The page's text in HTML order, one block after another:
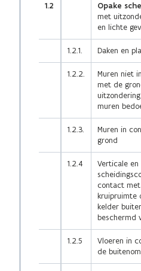
1.2
Opake
met
en lichte
1.2.1. Daken en
1.2.2.
Muren niet
met de
muren
1.2.3.
Muren in
grond
1.2.4
Verticale en
contact
kruipruimte
kelder
beschermd
1.2.5
Vloeren in
de